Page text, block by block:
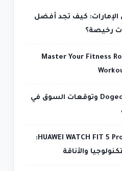
الإمارات: كيف تجد أفضل
رخيصة؟
Master Your Fitness
أهمية متابعة سعر Dogecoin وتوقعات السوق في
اكتشف المستقبل مع HUAWEI WATCH FIT 5 Pro:
والأناقة